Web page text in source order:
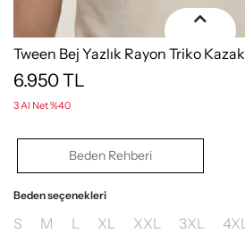
Tween Bej Yazlık Rayon Triko Kazak
6.950TL
3 Al Net %40
Beden Rehberi
Beden seçenekleri
S M L XL XXL 3XL 4XL